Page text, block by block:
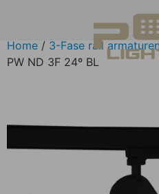
Home / 3-Fase rail armaturen
PW ND 3F 24º BL